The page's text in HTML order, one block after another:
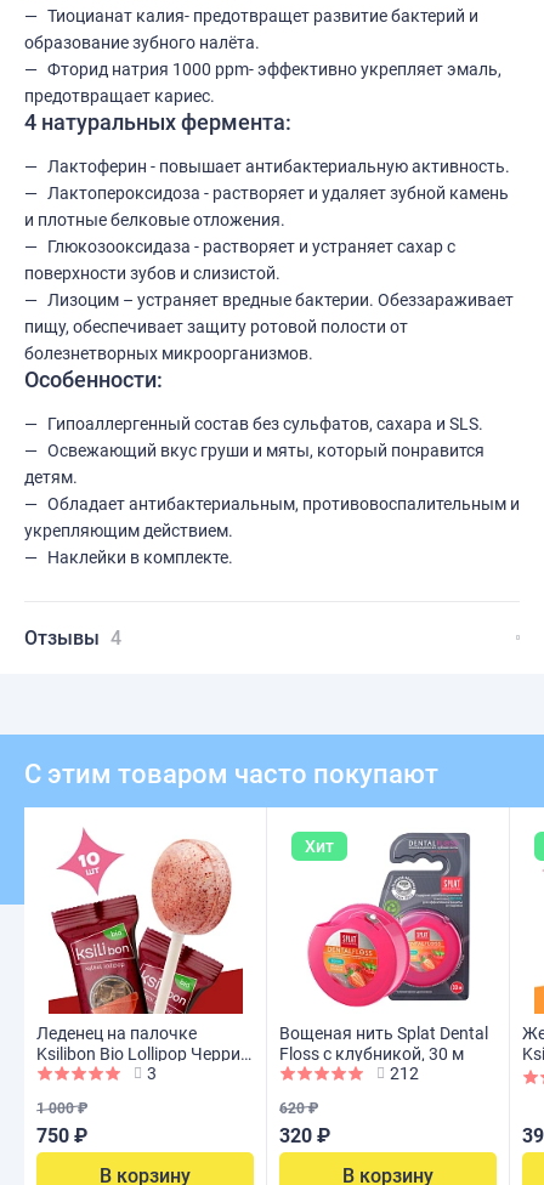
Тиоцианат калия- предотвращет развитие бактерий и
образование зубного налёта.
Фторид натрия 1000 ppm- эффективно укрепляет эмаль,
предотвращает кариес.
4 натуральных фермента:
Лактоферин - повышает антибактериальную активность.
Лактопероксидоза - растворяет и удаляет зубной камень
и плотные белковые отложения.
Глюкозооксидаза - растворяет и устраняет сахар с
поверхности зубов и слизистой.
Лизоцим – устраняет вредные бактерии. Обеззараживает
пищу, обеспечивает защиту ротовой полости от
болезнетворных микроорганизмов.
Особенности:
Гипоаллергенный состав без сульфатов, сахара и SLS.
Освежающий вкус груши и мяты, который понравится
детям.
Обладает антибактериальным, противовоспалительным и
укрепляющим действием.
Наклейки в комплекте.
Отзывы 4
С этим товаром часто покупают
Леденец на палочке
Ksilibon Bio Lollipop Черри-
кола, 10 шт
3
1 000 ₽
750 ₽
В корзину
Хит
Вощеная нить Splat Dental
Floss с клубникой, 30 м
212
620 ₽
320 ₽
В корзину
шт